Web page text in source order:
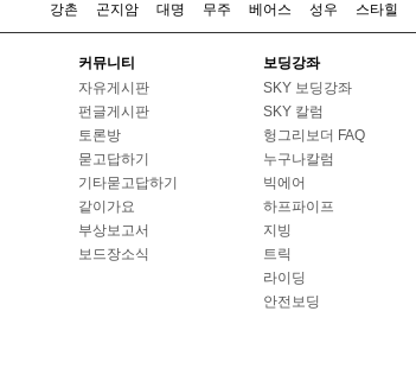
강촌 곤지암 대명 무주 베어스 성우 스타힐
커뮤니티 보딩강좌
자유게시판 SKY 보딩강좌
펀글게시판 SKY 칼럼
토론방 헝그리보더 FAQ
묻고답하기 누구나칼럼
기타묻고답하기
빅에어
같이가요
하프파이프
부상보고서
지빙
보드장소식
트릭
라이딩
안전보딩